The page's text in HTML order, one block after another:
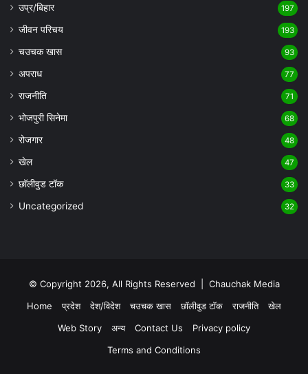
उप्र/बिहार 197
जीवन परिचय 193
चउचक खास 93
अपराध 77
राजनीति 71
भोजपुरी सिनेमा 68
रोजगार 48
खेल 47
छॉलीवुड टॉक 33
Uncategorized 32
© Copyright 2026, All Rights Reserved | Chauchak Media
Home
प्रदेश देश/विदेश चउचक खास छॉलीवुड टॉक राजनीति
खेल
Web Story
अन्य Contact Us
Privacy policy
Terms and Conditions